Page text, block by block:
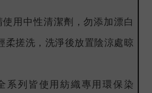
使用中性清潔劑，勿添加漂白
柔搓洗，洗淨後放置陰涼處晾
系列皆使用紡織專用環保染